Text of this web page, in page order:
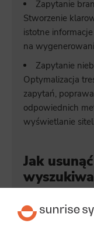
Zapytanie
Stworzenie
istotne
na
Zapytanie
Optymalizacja
zapytań,
odpowiednich
wyświetlanie
Jak
Sitelinks można
Noindex:
Dodanie